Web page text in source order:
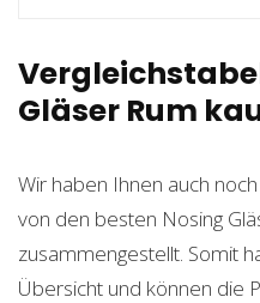
Gläser Rum
Wir haben Ihnen auch
von den besten Nosing
zusammengestellt. Somit
Übersicht und können die